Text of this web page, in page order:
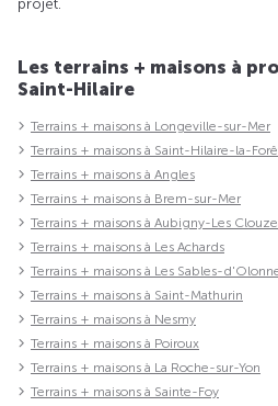
projet.
Les terrains + maisons à
Saint-Hilaire
Terrains + maisons à Longeville-sur-Mer
Terrains + maisons à Saint-Hilaire-la-
Terrains + maisons à Angles
Terrains + maisons à Brem-sur-Mer
Terrains + maisons à Aubigny-Les
Terrains + maisons à Les Achards
Terrains + maisons à Les Sables-
Terrains + maisons à Saint-Mathurin
Terrains + maisons à Nesmy
Terrains + maisons à Poiroux
Terrains + maisons à La Roche-sur-Yon
Terrains + maisons à Sainte-Foy